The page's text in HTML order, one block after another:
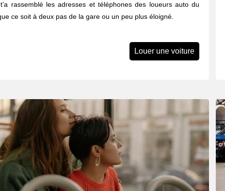
t’a rassemblé les adresses et téléphones des loueurs auto du
ce soit à deux pas de la gare ou un peu plus éloigné.
Louer une voiture